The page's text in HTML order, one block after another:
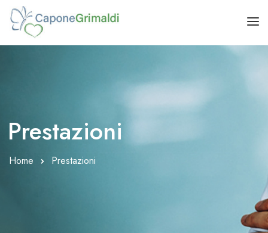
BLOG
Prestazioni
Home Prestazioni